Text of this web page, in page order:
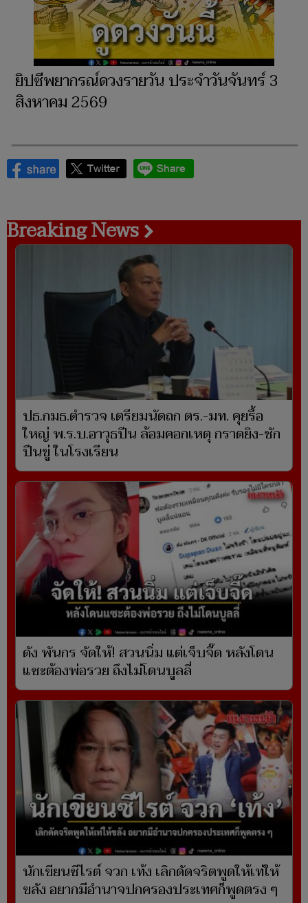
ยิปซีพยากรณ์ดวงรายวัน ประจำวันจันทร์ 3
สิงหาคม 2569
Breaking News
ปธ.กมธ.ตำรวจ เตรียมนัดถก ตร.-มท. คุยรื้อ
ใหญ่ พ.ร.บ.อาวุธปืน ล้อมคอกเหตุ กราดยิง-ชัก
ปืนขู่ ในโรงเรียน
ดัง พันกร จัดให้! สวนนิ่ม แต่เจ็บจี๊ด หลังโดน
แซะต้องพ่อรวย ถึงไม่โดนบูลลี่
นักเขียนซีไรต์ จวก เท้ง เลิกดัดจริตพูดให้เท่ให้
ขลัง อยากมีอำนาจปกครองประเทศก็พูดตรง ๆ